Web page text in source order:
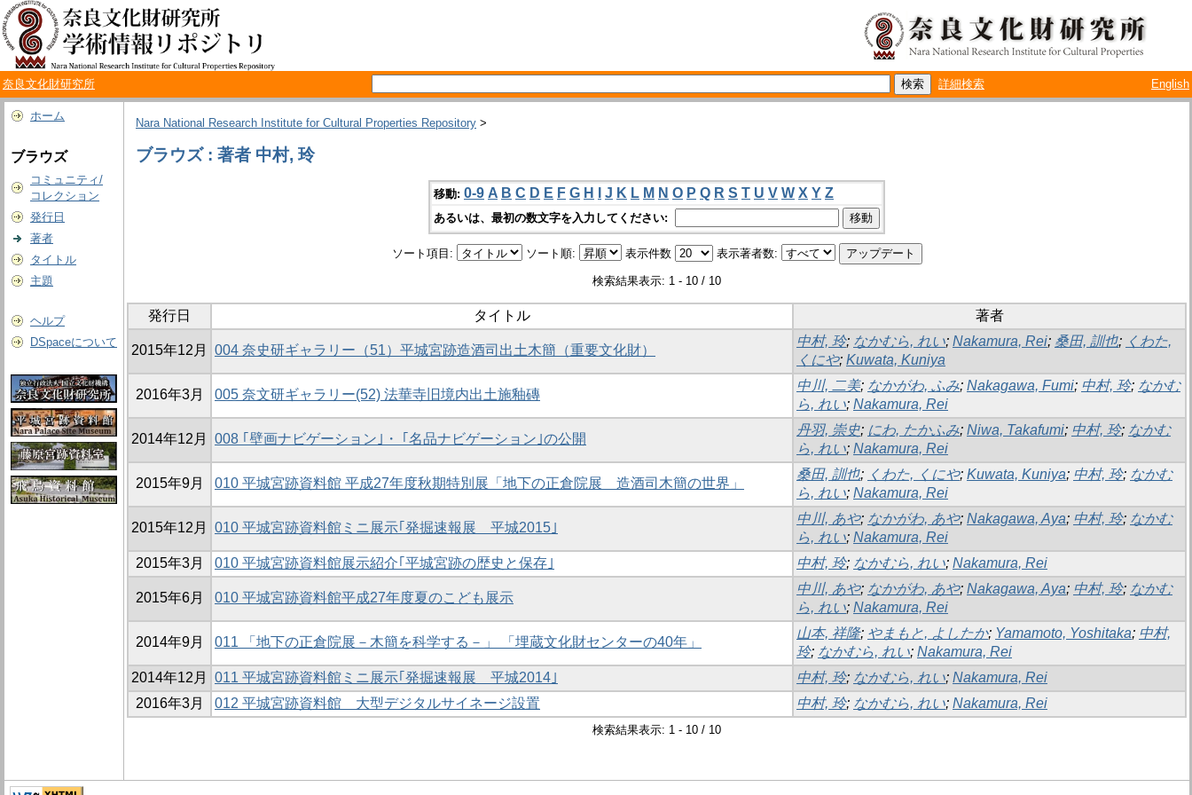
奈良文化財研究所 詳細検索 English
ホーム
ブラウズ
コミュニティ/
コレクション
発行日
著者
タイトル
主題
ヘルプ
DSpaceについて
Nara National Research Institute for Cultural Properties Repository >
ブラウズ : 著者 中村, 玲
移動: 0-9 A B C D E F G H J K L M N O P Q R S T U V W X Y Z
あるいは、最初の数文字を入力してください:
ソート項目: ソート順: 表示件数 表示著者数:
検索結果表示: 1 - 10 / 10
発行日 タイトル 著者
2015年12月 004 奈史研ギャラリー（51）平城宮跡造酒司出土木簡（重要文化財）
中村, 玲; なかむら, れい; Nakamura, Rei; 桑田, 訓也; くわた,
くにや; Kuwata, Kuniya
2016年3月 005 奈文研ギャラリー(52) 法華寺旧境内出土施釉磚
中川, 二美; なかがわ, ふみ; Nakagawa, Fumi; 中村, 玲; なかむ
ら, れい; Nakamura, Rei
2014年12月 008 ｢壁画ナビゲーション｣・ ｢名品ナビゲーション｣の公開
丹羽, 崇史; にわ, たかふみ; Niwa, Takafumi; 中村, 玲; なかむ
ら, れい; Nakamura, Rei
2015年9月 010 平城宮跡資料館 平成27年度秋期特別展「地下の正倉院展 造酒司木簡の世界」
桑田, 訓也; くわた, くにや; Kuwata, Kuniya; 中村, 玲; なかむ
ら, れい; Nakamura, Rei
2015年12月 010 平城宮跡資料館ミニ展示｢発掘速報展 平城2015｣
中川, あや; なかがわ, あや; Nakagawa, Aya; 中村, 玲; なかむ
ら, れい; Nakamura, Rei
2015年3月
010 平城宮跡資料館展示紹介｢平城宮跡の歴史と保存｣ 中村, 玲; なかむら, れい; Nakamura, Rei
2015年6月 010 平城宮跡資料館平成27年度夏のこども展示
中川, あや; なかがわ, あや; Nakagawa, Aya; 中村, 玲; なかむ
ら, れい; Nakamura, Rei
2014年9月 011 「地下の正倉院展－木簡を科学する－」 「埋蔵文化財センターの40年」
山本, 祥隆; やまもと, よしたか; Yamamoto, Yoshitaka; 中村,
玲; なかむら, れい; Nakamura, Rei
2014年12月
011 平城宮跡資料館ミニ展示｢発掘速報展 平城2014｣ 中村, 玲; なかむら, れい; Nakamura, Rei
2016年3月
012 平城宮跡資料館 大型デジタルサイネージ設置 中村, 玲; なかむら, れい; Nakamura, Rei
検索結果表示: 1 - 10 / 10